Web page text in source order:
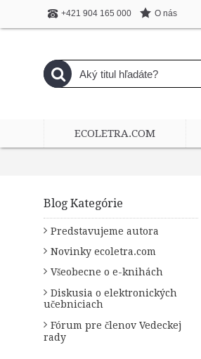
+421 904 165 000 O nás
ECOLETRA.COM
Blog Kategórie
Predstavujeme autora
Novinky ecoletra.com
Všeobecne o e-knihách
Diskusia o elektronických
učebniciach
Fórum pre členov Vedeckej
rady